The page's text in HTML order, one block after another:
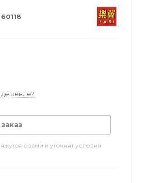
60118
с вами и уточнят условия